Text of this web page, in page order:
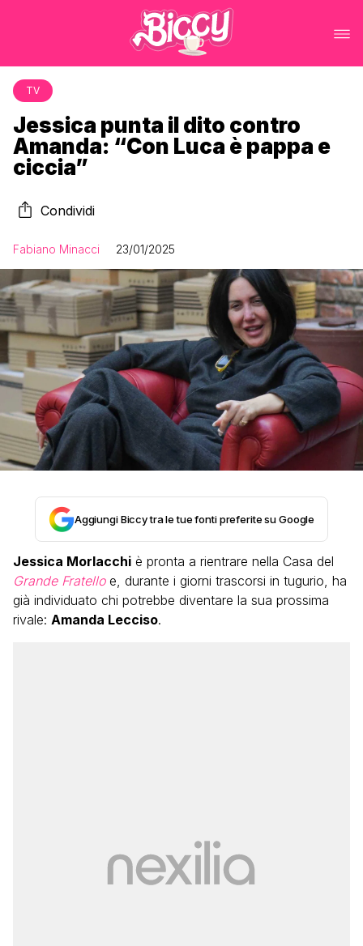
TV
Jessica punta il dito contro
Amanda: “Con Luca è pappa e
ciccia”
Condividi
Fabiano Minacci 23/01/2025
Aggiungi Biccy tra le tue fonti preferite su Google
Jessica Morlacchi è pronta a rientrare nella Casa del
Grande Fratelloe, durante i giorni trascorsi in tugurio, ha
già individuato chi potrebbe diventare la sua prossima
rivale: Amanda Lecciso.